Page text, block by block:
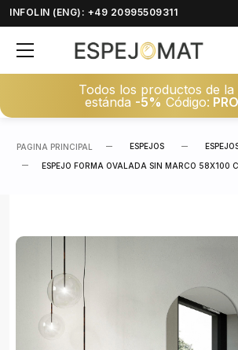
INFOLIN (ENG): +49 20995509311
Todos los productos de
estánda -5% Código:
PAGINA PRINCIPAL ESPEJOS
ESPEJO FORMA OVALADA SIN MARCO 58X100